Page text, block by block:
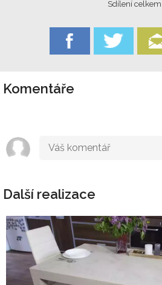
Sdílení celkem
Komentáře
Další realizace